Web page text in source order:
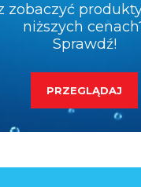
zobaczyć
niższych
Sprawdź!
PRZEGLĄDAJ